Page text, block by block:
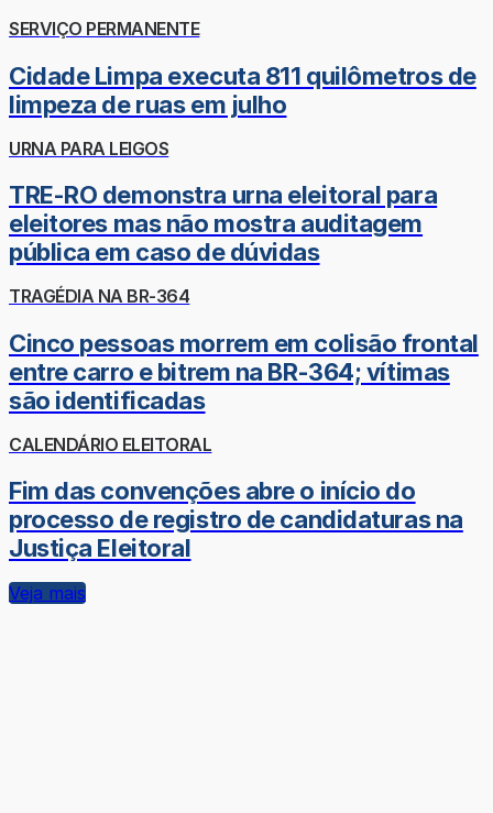
SERVIÇO PERMANENTE
Cidade Limpa executa 811 quilômetros de
limpeza de ruas em julho
URNA PARA LEIGOS
TRE-RO demonstra urna eleitoral para
eleitores mas não mostra auditagem
pública em caso de dúvidas
TRAGÉDIA NA BR-364
Cinco pessoas morrem em colisão frontal
entre carro e bitrem na BR-364; vítimas
são identificadas
CALENDÁRIO ELEITORAL
Fim das convenções abre o início do
processo de registro de candidaturas na
Justiça Eleitoral
Veja mais